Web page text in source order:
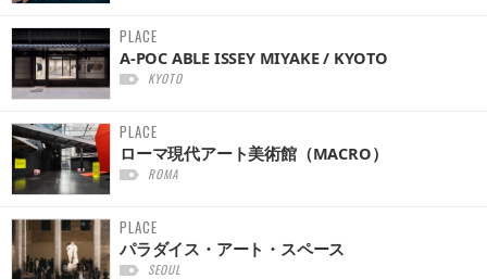
PLACE
A-POC ABLE ISSEY MIYAKE / KYOTO
KYOTO
PLACE
ローマ現代アート美術館（MACRO）
ROMA
PLACE
パラダイス・アート・スペース
SEOUL